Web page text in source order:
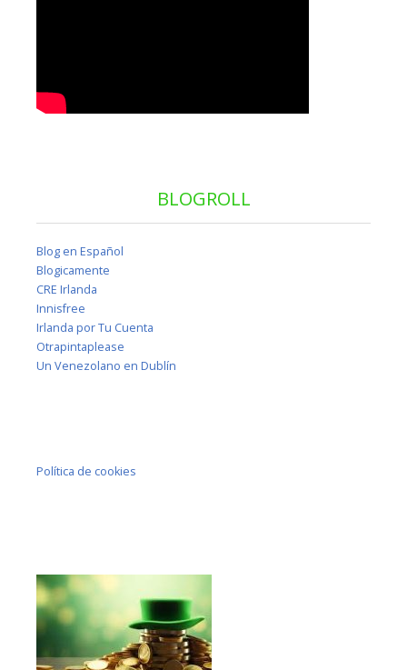
BLOGROLL
Blog en Español
Blogicamente
CRE Irlanda
Innisfree
Irlanda por Tu Cuenta
Otrapintaplease
Un Venezolano en Dublín
Política de cookies